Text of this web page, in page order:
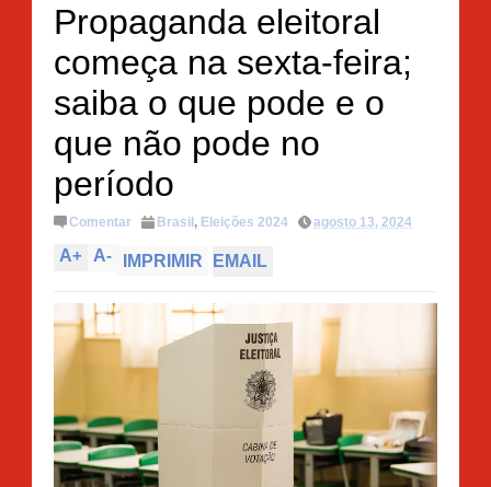
Propaganda eleitoral
começa na sexta-feira;
saiba o que pode e o
que não pode no
período
Comentar Brasil, Eleições 2024 agosto 13, 2024
A+ A- IMPRIMIR EMAIL